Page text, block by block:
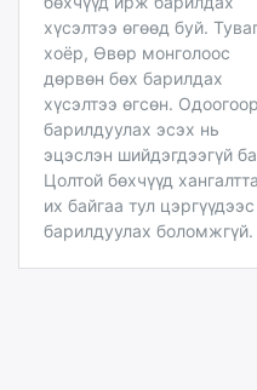
хүсэлтээ өгөөд буй.
хоёр, Өвөр монголоос
дөрвөн бөх барилдах
хүсэлтээ өгсөн. Одоогоор
барилдуулах эсэх нь
эцэслэн шийдэгдээгүй
Цолтой бөхчүүд
их байгаа тул цэргүүдээс
барилдуулах боломжгүй.